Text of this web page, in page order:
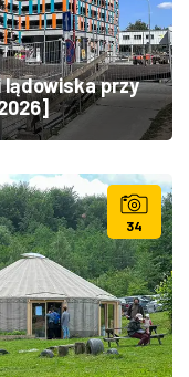
lądowiska przy
34